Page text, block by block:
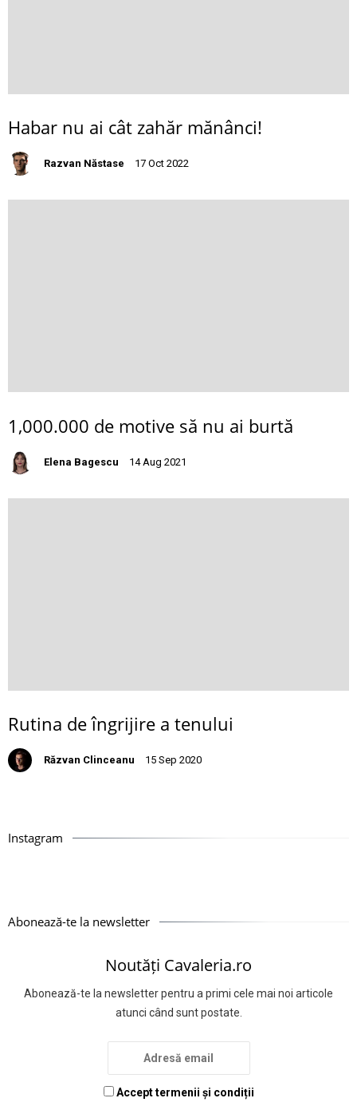
Habar nu ai cât zahăr mănânci!
Razvan Năstase 17 Oct 2022
1,000.000 de motive să nu ai burtă
Elena Bagescu 14 Aug 2021
Rutina de îngrijire a tenului
Răzvan Clinceanu 15 Sep 2020
Instagram
Abonează-te la newsletter
Noutăți Cavaleria.ro
Abonează-te la newsletter pentru a primi cele mai noi articole
atunci când sunt postate.
Accept termenii și condiții